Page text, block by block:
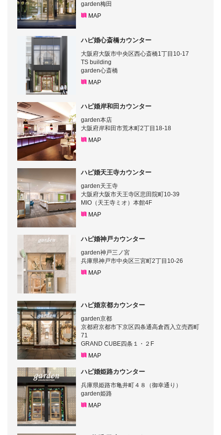
garden梅田
MAP
ハピ婚心斎橋カウンター
大阪府大阪市中央区西心斎橋1丁目10-17
TS building
garden心斎橋
MAP
ハピ婚岸和田カウンター
garden本店
大阪府岸和田市荒木町2丁目18-18
MAP
ハピ婚天王寺カウンター
garden天王寺
大阪府大阪市天王寺区悲田院町10-39
MIO（天王寺ミオ）本館4F
MAP
ハピ婚神戸カウンター
garden神戸三ノ宮
兵庫県神戸市中央区三宮町2丁目10-26
MAP
ハピ婚京都カウンター
garden京都
京都府京都市下京区四条通高倉西入立売西町
71
GRAND CUBE四条１・２F
MAP
ハピ婚姫路カウンター
兵庫県姫路市亀井町４８（御幸通り）
garden姫路
MAP